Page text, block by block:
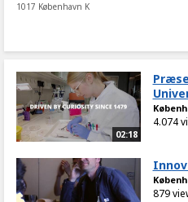
1017 København K
02:18
4.074
879